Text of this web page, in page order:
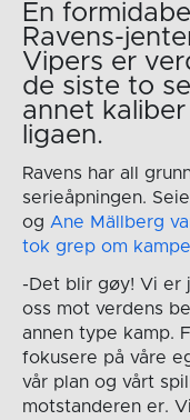
En
Ravens-
Vipers er
de siste to
annet
ligaen.
Ravens har all
serieåpningen.
og Ane Mällberg
tok grep om
-Det blir gøy! Vi er
oss mot verdens
annen type kamp.
fokusere på våre
vår plan og vårt
motstanderen er.